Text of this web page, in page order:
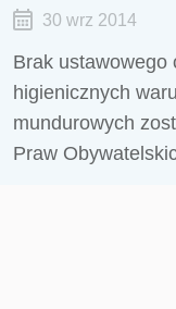
30 wrz 2014
Brak ustawowego
higienicznych
mundurowych
Praw